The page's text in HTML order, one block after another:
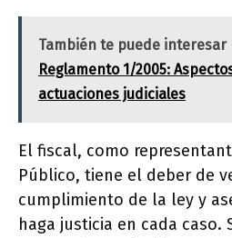
También te puede interesar
Reglamento 1/2005:
actuaciones judiciales
El fiscal, como
Público, tiene el deber de
cumplimiento de la ley y
haga justicia en cada caso.